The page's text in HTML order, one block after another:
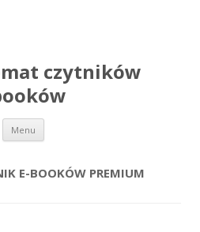
czytników
Menu Przejdź do treści
E-BOOKÓW PREMIUM